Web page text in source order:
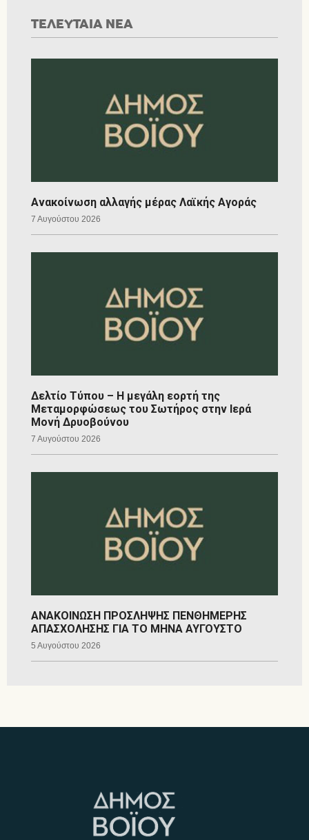
ΤΕΛΕΥΤΑΙΑ ΝΕΑ
Ανακοίνωση αλλαγής μέρας Λαϊκής Αγοράς
7 Αυγούστου 2026
Δελτίο Τύπου – Η μεγάλη εορτή της
Μεταμορφώσεως του Σωτήρος στην Ιερά
Μονή Δρυοβούνου
7 Αυγούστου 2026
ΑΝΑΚΟΙΝΩΣΗ ΠΡΟΣΛΗΨΗΣ ΠΕΝΘΗΜΕΡΗΣ
ΑΠΑΣΧΟΛΗΣΗΣ ΓΙΑ ΤΟ ΜΗΝΑ ΑΥΓΟΥΣΤΟ
5 Αυγούστου 2026